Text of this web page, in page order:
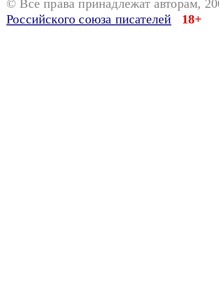
© Все права принадлежат авторам,
Российского союза писателей
18+